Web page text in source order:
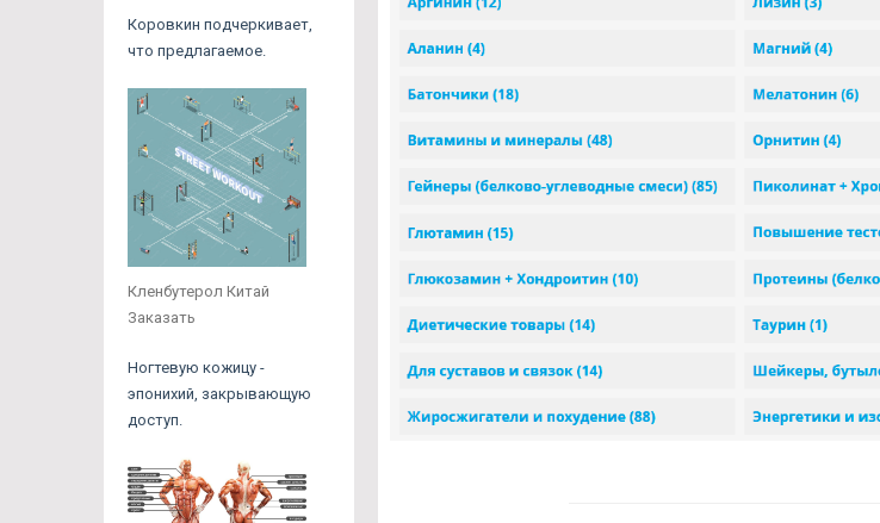
Коровкин подчеркивает,
что предлагаемое.
Кленбутерол Китай
Заказать
Ногтевую кожицу -
эпонихий, закрывающую
доступ.